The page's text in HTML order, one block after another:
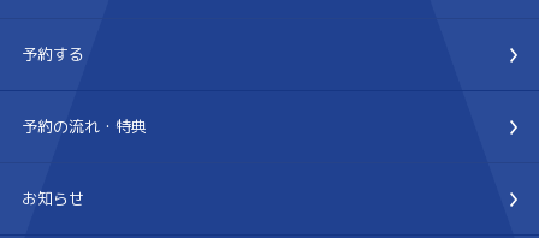
予約する
予約の流れ・特典
お知らせ